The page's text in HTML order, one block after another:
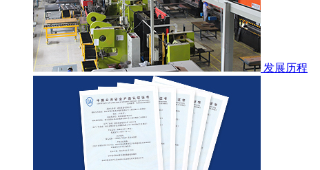
发展历程